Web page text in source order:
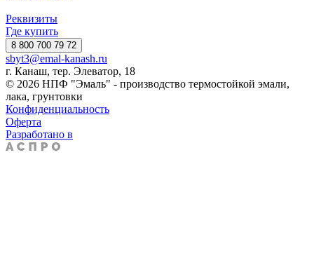
Реквизиты
Где купить
8 800 700 79 72
sbyt3@emal-kanash.ru
г. Канаш, тер. Элеватор, 18
© 2026 НПФ "Эмаль" - производство термостойкой эмали,
лака, грунтовки
Конфиденциальность
Оферта
Разработано в